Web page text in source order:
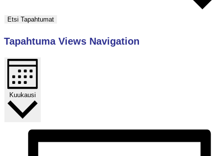
Etsi Tapahtumat
Tapahtuma Views Navigation
Kuukausi